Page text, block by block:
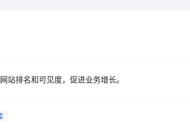
站排名和可见度，促进业务增长。